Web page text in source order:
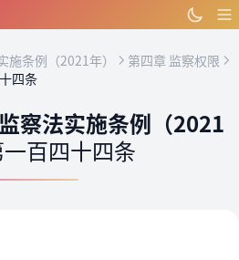
条例（2021年）
第四章 监察权限
四条
察法实施条例（2021
百四十四条